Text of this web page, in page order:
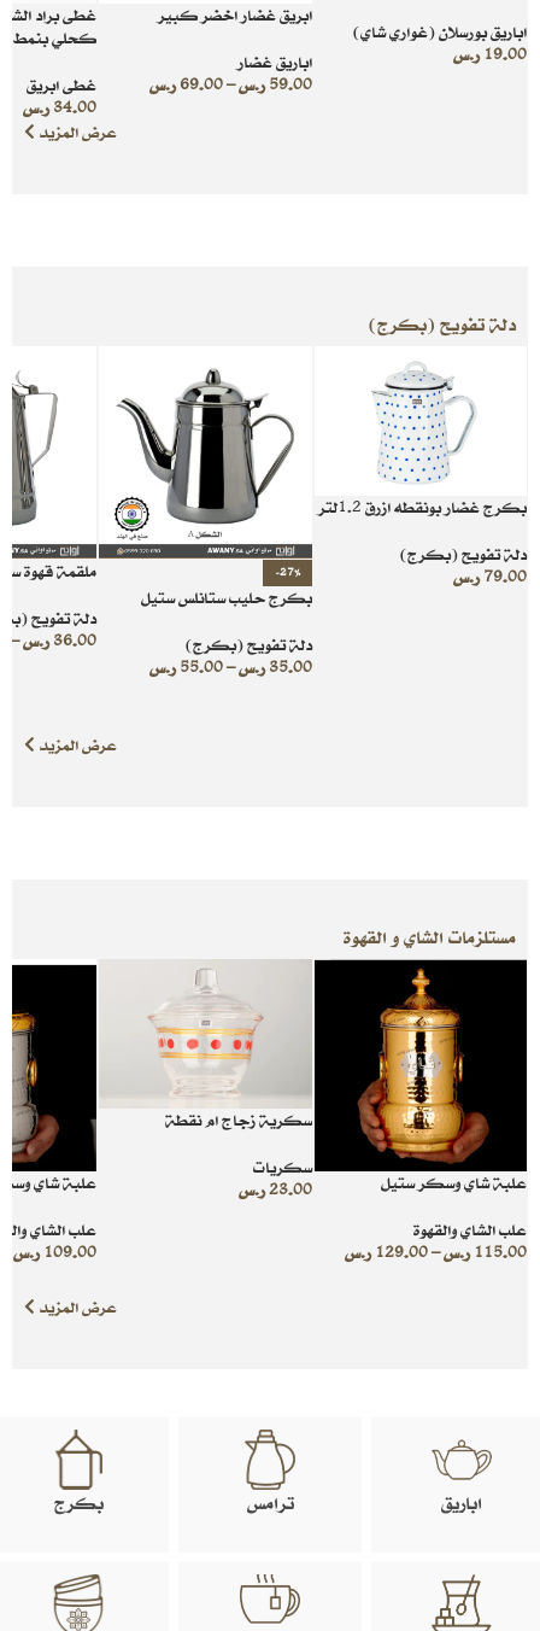
اباريق بورسلان (غواري شاي)
19.00 ر.س
ابريق غضار اخضر كبير
اباريق غضار
59.00 ر.س–
69.00 ر.س
غطى براد
كحلي بنمط
غطى ابريق
34.00ر.س
عرض المزيد
دلة تفويح (بكرج)
بكرج غضار بونقطه ازرق 1.2لتر
دلة تفويح (بكرج)
79.00ر.س -27%
بكرج حليب ستانلس ستيل
دلة تفويح (بكرج)
35.00 ر.س–
55.00 ر.س
ملقمة قهوة
دلة تفويح
36.00ر.س–
عرض المزيد
مستلزمات الشاي و القهوة
علبة شاي وسكر ستيل
علب الشاي والقهوة
115.00 ر.س–
129.00 ر.س
سكرية زجاج ام نقطة
سكريات
23.00ر.س
علبة شاي
علب الشاي
109.00 ر.س
عرض المزيد
اباريق ترامس بكرج